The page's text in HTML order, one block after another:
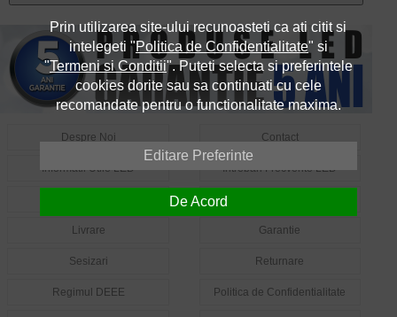
Despre Noi Contact
Informatii Utile LED Intrebari Frecvente LED
Livrare Garantie
Sesizari Returnare
Regimul DEEE Politica de Confidentialitate
Prin utilizarea site-ului recunoasteti ca ati citit si
intelegeti "Politica de Confidentialitate" si
"Termeni si Conditii". Puteti selecta si preferintele
cookies dorite sau sa continuati cu cele
recomandate pentru o functionalitate maxima.
Editare Preferinte
De Acord